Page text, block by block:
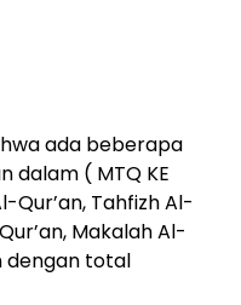
ada beberapa
dalam ( MTQ KE
Qur’an, Tahfizh Al-
Makalah Al-
dengan total